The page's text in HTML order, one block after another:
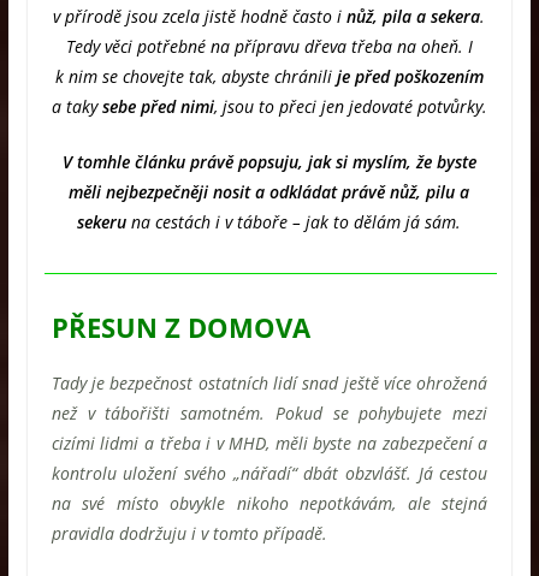
v přírodě jsou zcela jistě hodně často inůž, pila a sekera.
Tedy věci potřebné na přípravu dřeva třeba na oheň. I
k nim se chovejte tak, abyste chránili je před poškozením
a takysebe před nimi, jsou to přeci jen jedovaté potvůrky.
V tomhle článku právě popsuju, jak si myslím, že byste
měli nejbezpečněji nosit a odkládat právě nůž, pilu a
sekeruna cestách i v táboře – jak to dělám já sám.
PŘESUN Z DOMOVA
Tady je bezpečnost ostatních lidí snad ještě více ohrožená
než v tábořišti samotném. Pokud se pohybujete mezi
cizími lidmi a třeba i v MHD, měli byste na zabezpečení a
kontrolu uložení svého „nářadí“ dbát obzvlášť. Já cestou
na své místo obvykle nikoho nepotkávám, ale stejná
pravidla dodržuju i v tomto případě.